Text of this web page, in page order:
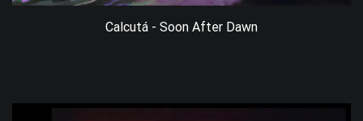
Calcutá - Soon After Dawn